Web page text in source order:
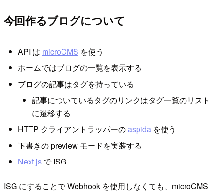
今回作るブログについて
API は microCMS を使う
ホームではブログの一覧を表示する
ブログの記事はタグを持っている
記事についているタグのリンクはタグ一覧のリスト
に遷移する
HTTP クライアントラッパーのaspidaを使う
下書きの preview モードを実装する
Next.jsで ISG
ISG にすることで Webhook を使用しなくても、microCMS